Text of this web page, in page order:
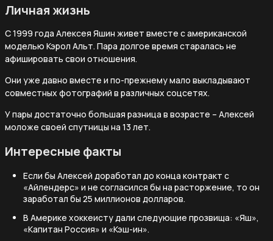
Личная жизнь
С 1999 года Алексея Яшин живет вместе с американской
моделью Кэрол Альт. Пара долгое время старалась не
афишировать свои отношения.
Они уже давно вместе и по-прежнему мало выкладывают
совместных фотографий в различных соцсетях.
У пары достаточно большая разница в возрасте – Алексей
моложе своей спутницы на 13 лет.
Интересные факты
Если бы Алексей доработал до конца контракт с
«Айлендерс» и не согласился бы на расторжение, то он
заработал бы 25 миллионов долларов.
В Америке хоккеисту дали следующие прозвища: «Яш»,
«Капитан Россия» и «Кэш-ин».